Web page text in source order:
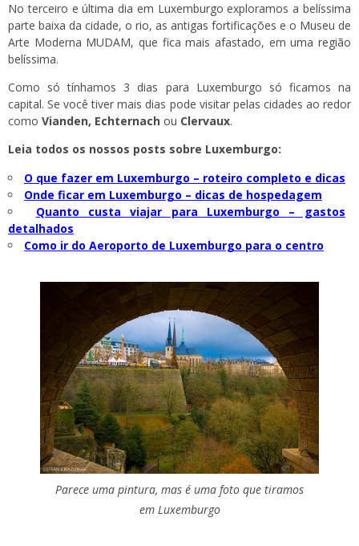
No terceiro e última dia em Luxemburgo exploramos a belíssima
parte baixa da cidade, o rio, as antigas fortificações e o Museu de
Arte Moderna MUDAM, que fica mais afastado, em uma região
belíssima.
Como só tínhamos 3 dias para Luxemburgo só ficamos na
capital. Se você tiver mais dias pode visitar pelas cidades ao redor
como Vianden, Echternach ou Clervaux.
Leia todos os nossos posts sobre Luxemburgo:
O que fazer em Luxemburgo – roteiro completo e dicas
Onde ficar em Luxemburgo – dicas de hospedagem
Quanto custa viajar para Luxemburgo – gastos
detalhados
Como ir do Aeroporto de Luxemburgo para o centro
Parece uma pintura, mas é uma foto que tiramos
em Luxemburgo